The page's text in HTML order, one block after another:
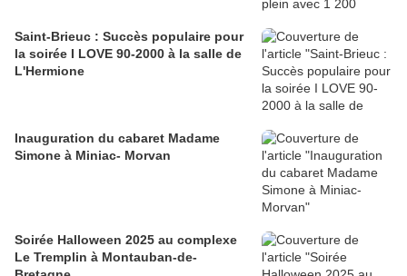
Saint-Brieuc : Succès populaire pour
la soirée I LOVE 90-2000 à la salle de
L'Hermione
Inauguration du cabaret Madame
Simone à Miniac- Morvan
Soirée Halloween 2025 au complexe
Le Tremplin à Montauban-de-